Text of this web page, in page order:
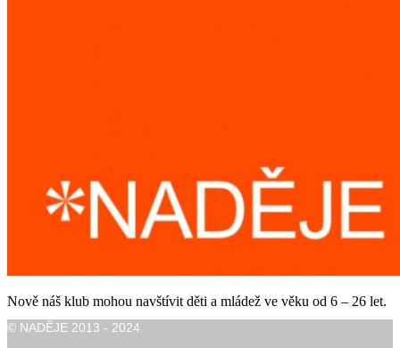
Nově náš klub mohou navštívit děti a mládež ve věku od 6 – 26 let.
© NADĚJE 2013 - 2024